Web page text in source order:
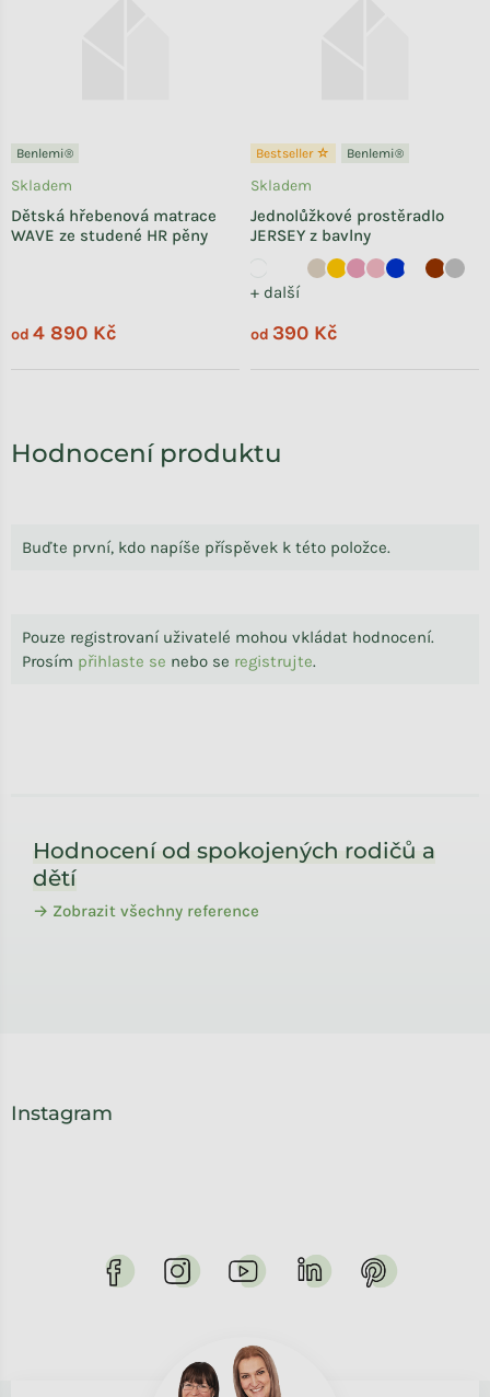
Hodnocení produktu
Buďte první, kdo napíše příspěvek k této položce.
Pouze registrovaní uživatelé mohou vkládat hodnocení.
Prosím přihlaste se nebo se registrujte.
Výpis hodnocení
Benlemi®
Dětská hřebenová matrace
WAVE ze studené HR pěny
Skladem
od 4 890 Kč
Bestseller ☆ Benlemi®
Jednolůžkové prostěradlo
JERSEY z bavlny
+ další
Skladem
od 390 Kč
Hodnocení od spokojených rodičů a
dětí
→ Zobrazit všechny reference
Instagram